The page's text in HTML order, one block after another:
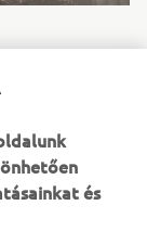
és